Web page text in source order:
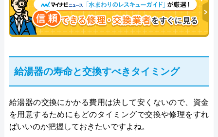
給湯器の寿命と交換すべきタイミング
給湯器の交換にかかる費用は決して安くないので、資金
を用意するためにもどのタイミングで交換や修理をすれ
ばいいのか把握しておきたいですよね。